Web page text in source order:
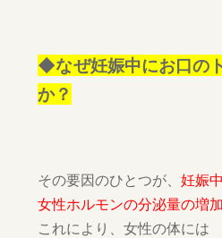
◆なぜ妊娠中にお口の
か？
その要因のひとつが、妊娠
女性ホルモンの分泌量の増加
これにより、女性の体には